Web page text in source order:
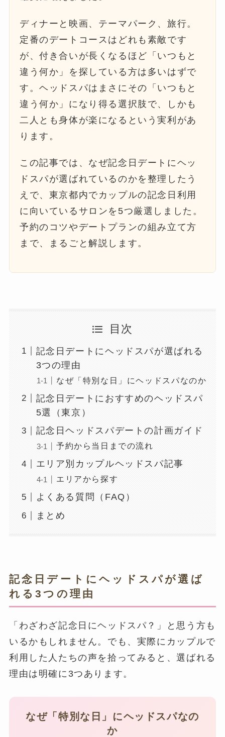
ディナーと映画、テーマパーク、旅行。
定番のデートコースはどれも素敵です
が、付き合いが長くなるほど「いつもと
違う何か」を探している方は多いはずで
す。ヘッドスパはまさにその「いつもと
違う何か」になり得る選択肢で、しかも
二人とも身体が楽になるという実利があ
ります。
この記事では、なぜ記念日デートにヘッ
ドスパが選ばれているのかを整理したう
えで、東京都内でカップルの記念日利用
に向いているサロンを5つ厳選しました。
予約のコツやデートプランの組み立て方
まで、まるごと解説します。
目次
記念日デートにヘッドスパが選ばれる
3つの理由
なぜ「特別な日」にヘッドスパなのか
記念日デートにおすすめのヘッドスパ
5選（東京）
記念日ヘッドスパデートの計画ガイド
予約から当日までの流れ
エリア別カップルヘッドスパ記事
エリアから探す
よくある質問（FAQ）
まとめ
記念日デートにヘッドスパが選ば
れる3つの理由
「わざわざ記念日にヘッドスパ？」と思う方も
いるかもしれません。でも、実際にカップルで
利用した人たちの声を拾ってみると、選ばれる
理由は明確に3つあります。
なぜ「特別な日」にヘッドスパなの
か